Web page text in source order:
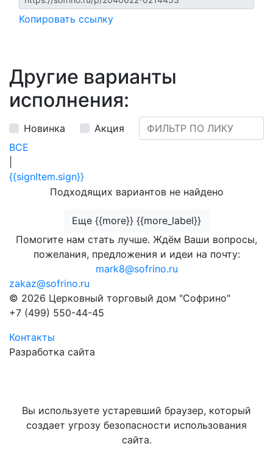
Копировать ссылку
Другие варианты
исполнения:
Новинка
Акция
ВСЕ
{{signItem.sign}}
Подходящих вариантов не найдено
Еще {{more}} {{more_label}}
Помогите нам стать лучше. Ждём Ваши вопросы,
пожелания, предложения и идеи на почту:
mark8@sofrino.ru
zakaz@sofrino.ru
© 2026 Церковный торговый дом "Софрино"
+7 (499) 550-44-45
Контакты
Разработка сайта
Вы используете устаревший браузер, который
создает угрозу безопасности использования
сайта.